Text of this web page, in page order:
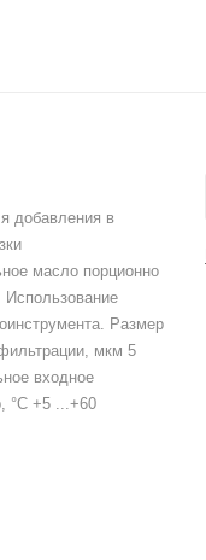
добавления в
масло порционно
Использование
Размер
мкм 5
входное
°С +5 ...+60